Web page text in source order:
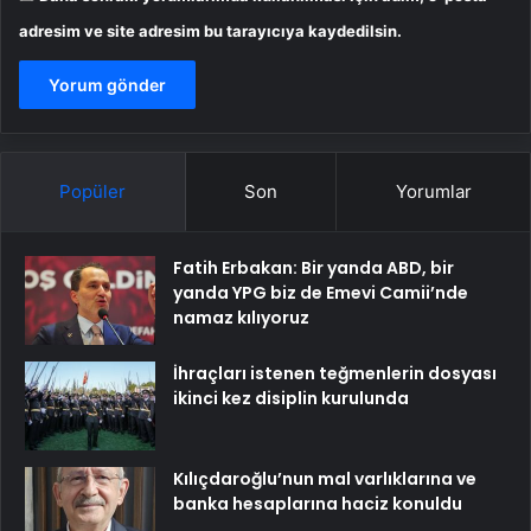
adresim ve site adresim bu tarayıcıya kaydedilsin.
Popüler Son Yorumlar
Fatih Erbakan: Bir yanda ABD, bir
yanda YPG biz de Emevi Camii’nde
namaz kılıyoruz
İhraçları istenen teğmenlerin dosyası
ikinci kez disiplin kurulunda
Kılıçdaroğlu’nun mal varlıklarına ve
banka hesaplarına haciz konuldu